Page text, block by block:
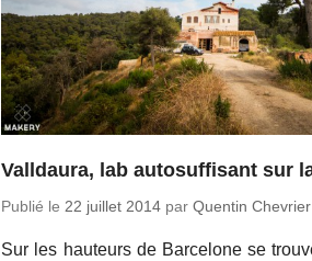
Valldaura, lab autosuffisant sur
Publié le22 juillet 2014 parQuentin Chevrier
Sur les hau­teurs de Bar­ce­lone se